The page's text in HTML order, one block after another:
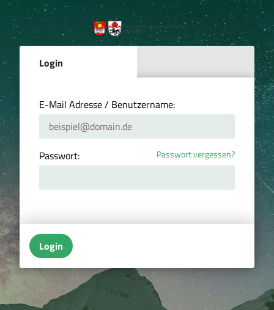
Login
E-Mail Adresse / Benutzername:
Passwort: Passwort vergessen?
Login